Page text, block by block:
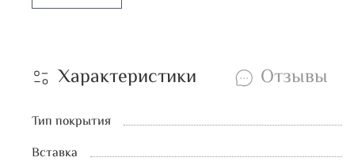
Характеристики Отзывы
Тип покрытия
Вставка